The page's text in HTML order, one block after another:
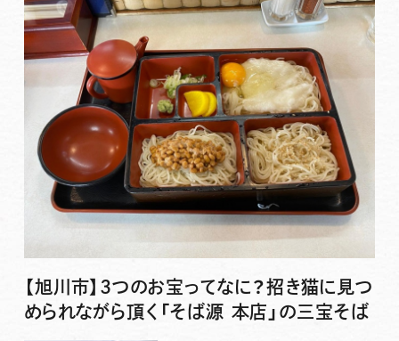
【旭川市】3つのお宝ってなに？招き猫に見つ
められながら頂く「そば源 本店」の三宝そば